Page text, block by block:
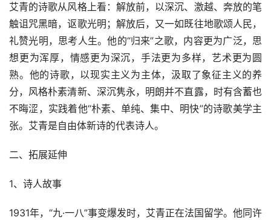
艾青的诗歌从风格上看：解放前，以深沉、激越、奔放的笔
触诅咒黑暗，讴歌光明；解放后，又一如既往地歌颂人民，
礼赞光明，思考人生。他的“归来”之歌，内容更为广泛，思
想更为浑厚，情感更为深沉，手法更为多样，艺术更为圆
熟。他的诗歌，以现实主义为主体，汲取了象征主义的养
分，风格朴素清新、深沉隽永，明朗并不直露，时有含蓄也
不晦涩，实践着他“朴素、单纯、集中、明快”的诗歌美学主
张。艾青是自由体新诗的代表诗人。
二、拓展延伸
1、诗人故事
1931年，“九·一八”事变爆发时，艾青正在法国留学。他同许